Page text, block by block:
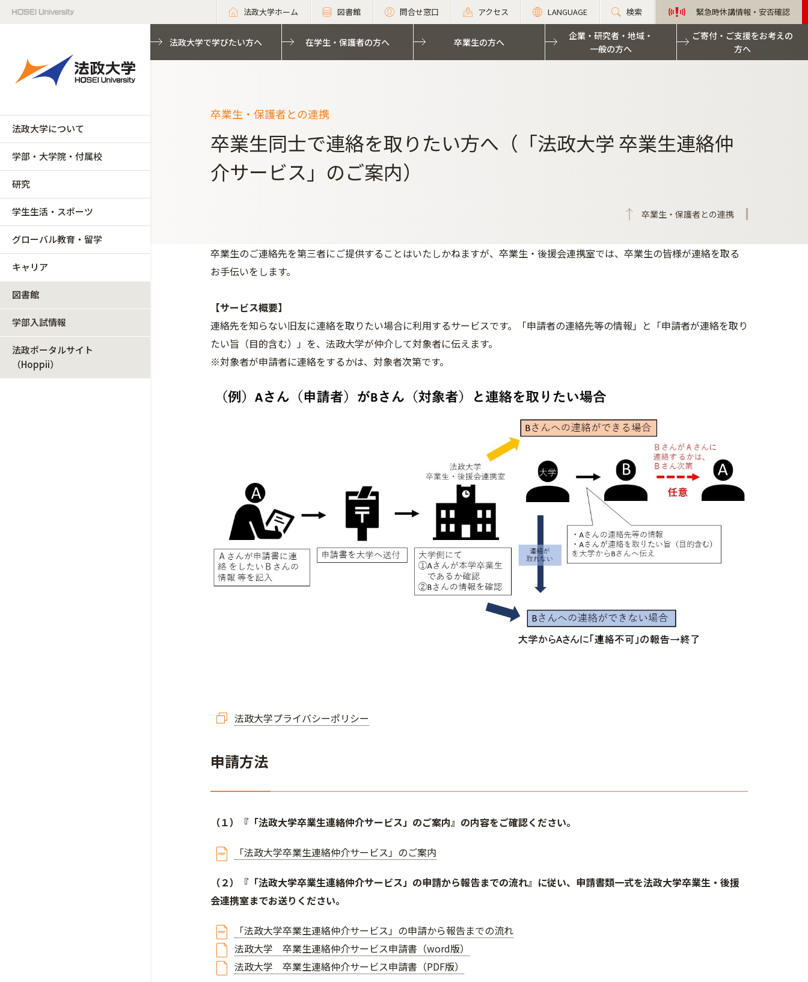
法政大学ホーム 図書館 問合せ窓口 アクセス LANGUAGE 検索 緊急時休講情報・安否確認
法政大学について
学部・大学院・付属校
研究
学生生活・スポーツ
グローバル教育・留学
キャリア
図書館
学部入試情報
法政ポータルサイト
（Hoppii）
法政大学で学びたい方へ 在学生・保護者の方へ 卒業生の方へ
企業・研究者・地域・
一般の方へ
ご寄付・ご支援をお考えの
方へ
卒業生・保護者との連携
卒業生同士で連絡を取りたい方へ（「法政大学 卒業生連絡仲
介サービス」のご案内）
卒業生・保護者との連携
卒業生のご連絡先を第三者にご提供することはいたしかねますが、卒業生・後援会連携室では、卒業生の皆様が連絡を取る
お手伝いをします。
【サービス概要】
連絡先を知らない旧友に連絡を取りたい場合に利用するサービスです。「申請者の連絡先等の情報」と「申請者が連絡を取り
たい旨（目的含む）」を、法政大学が仲介して対象者に伝えます。
※対象者が申請者に連絡をするかは、対象者次第です。
法政大学プライバシーポリシー
申請方法
（１）『「法政大学卒業生連絡仲介サービス」のご案内』の内容をご確認ください。
「法政大学卒業生連絡仲介サービス」のご案内
（２）『「法政大学卒業生連絡仲介サービス」の申請から報告までの流れ』に従い、申請書類一式を法政大学卒業生・後援
会連携室までお送りください。
「法政大学卒業生連絡仲介サービス」の申請から報告までの流れ
法政大学 卒業生連絡仲介サービス申請書（word版）
法政大学 卒業生連絡仲介サービス申請書（PDF版）